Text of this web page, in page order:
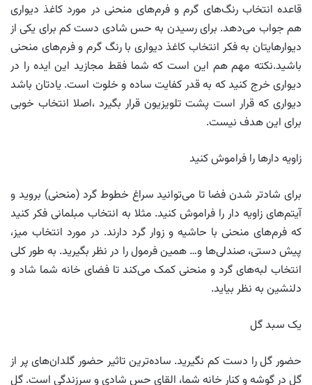
قاعده انتخاب رنگ‌های گرم و فرم‌های منحنی در مورد کاغذ دیواری
هم جواب می‌دهد. برای رسیدن به حس شادی دست کم برای یکی از
دیوار‌هایتان به فکر انتخاب کاغذ دیواری با رنگ گرم و فرم‌های منحنی
باشید.نکته مهم هم این است که شما فقط مجازید این ایده را در
دیواری خرج کنید که به قدر کفایت ساده و خلوت است. یادتان باشد
دیواری که قرار است پشت تلویزیون قرار بگیرد ،اصلا انتخاب خوبی
برای این هدف نیست.
زاویه دار‌ها را فراموش کنید
برای شاد‌تر شدن فضا تا می‌توانید سراغ خطوط گرد (منحنی) بروید و
آیتم‌های زاویه دار را فراموش کنید. مثلا به انتخاب مبلمانی فکر کنید
که فرم‌های منحنی با حاشیه و زوار گرد دارند. در مورد انتخاب میز،
پیش دستی، صندلی‌ها و… همین فرمول را در نظر بگیرید. به طور کلی
انتخاب لبه‌های گرد و منحنی کمک می‌کند تا فضای خانه شما شاد و
دلنشین به نظر بیاید.
یک سبد گل
حضور گل را دست کم نگیرید. ساده‌ترین تاثیر حضور گلدان‌های پر از
گل در گوشه و کنار خانه شما، القای حس شادی و سرزندگی است. گل